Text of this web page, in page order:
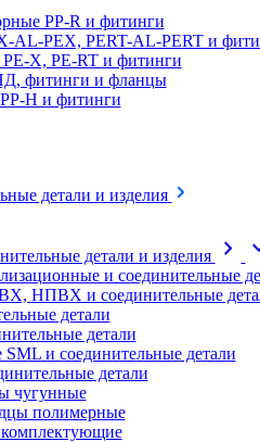
PP-R и фитинги
AL-PEX, PERT-AL-PERT и
X, PE-RT и фитинги
фитинги и фланцы
H и фитинги
детали и изделия
детали и изделия
chevron_right
и соединительные
НПВХ и соединительные
детали
детали
и соединительные детали
детали
чугунные
полимерные